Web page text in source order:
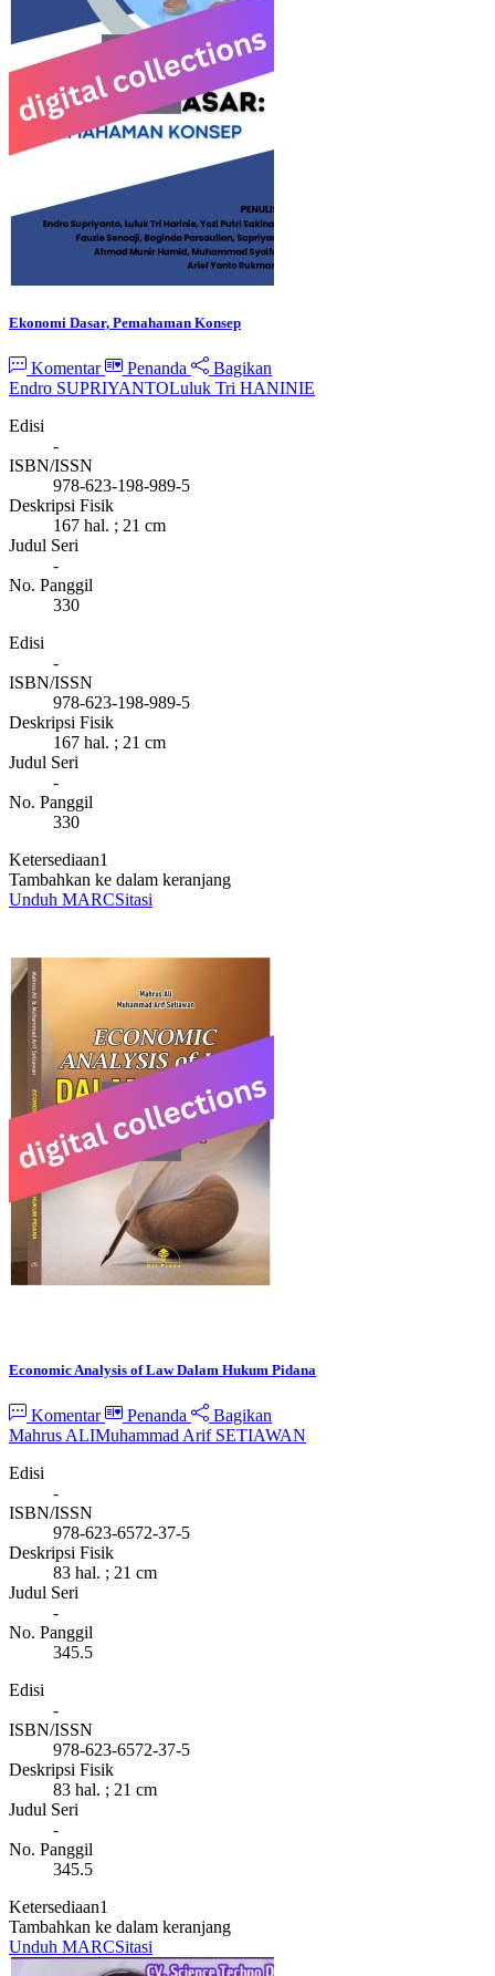
Ekonomi Dasar, Pemahaman Konsep
Komentar Penanda
Bagikan
Endro SUPRIYANTOLuluk Tri HANINIE
Edisi
-
ISBN/ISSN
978-623-198-989-5
Deskripsi Fisik
167 hal. ; 21 cm
Judul Seri
-
No. Panggil
330
Edisi
-
ISBN/ISSN
978-623-198-989-5
Deskripsi Fisik
167 hal. ; 21 cm
Judul Seri
-
No. Panggil
330
Ketersediaan1
Tambahkan ke dalam keranjang
Unduh MARCSitasi
Economic Analysis of Law Dalam Hukum Pidana
Komentar Penanda
Bagikan
Mahrus ALIMuhammad Arif SETIAWAN
Edisi
-
ISBN/ISSN
978-623-6572-37-5
Deskripsi Fisik
83 hal. ; 21 cm
Judul Seri
-
No. Panggil
345.5
Edisi
-
ISBN/ISSN
978-623-6572-37-5
Deskripsi Fisik
83 hal. ; 21 cm
Judul Seri
-
No. Panggil
345.5
Ketersediaan1
Tambahkan ke dalam keranjang
Unduh MARCSitasi